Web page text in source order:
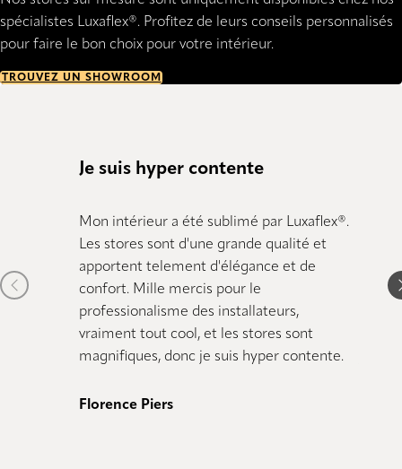
spécialistes Luxaflex®. Profitez de leurs conseils personnalisés
pour faire le bon choix pour votre intérieur.
TROUVEZ UN SHOWROOM
Je suis hyper contente
Mon intérieur a été sublimé par Luxaflex®.
Les stores sont d'une grande qualité et
apportent telement d'élégance et de
confort. Mille mercis pour le
professionalisme des installateurs,
vraiment tout cool, et les stores sont
magnifiques, donc je suis hyper contente.
Florence Piers
Previous item